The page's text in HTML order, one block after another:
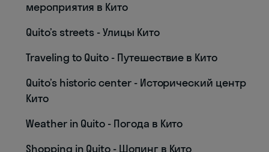
мероприятия в Кито
Quito’s streets - Улицы Кито
Traveling to Quito - Путешествие в Кито
Quito’s historic center - Исторический центр
Кито
Weather in Quito - Погода в Кито
Shopping in Quito - Шопинг в Кито